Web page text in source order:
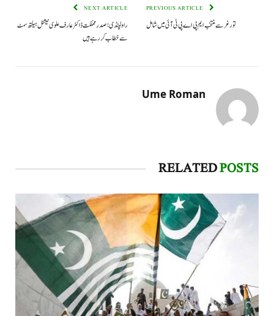
تورغر سے منتخب ایم پی اے پی ٹی آئی میں شامل
NEXT ARTICLE
راولپنڈی: صدر مملکت ڈاکٹر عارف علوی نیشنل ہیلتھ سمٹ
سے خطاب کر رہے ہیں
Ume Roman
RELATEDPOSTS